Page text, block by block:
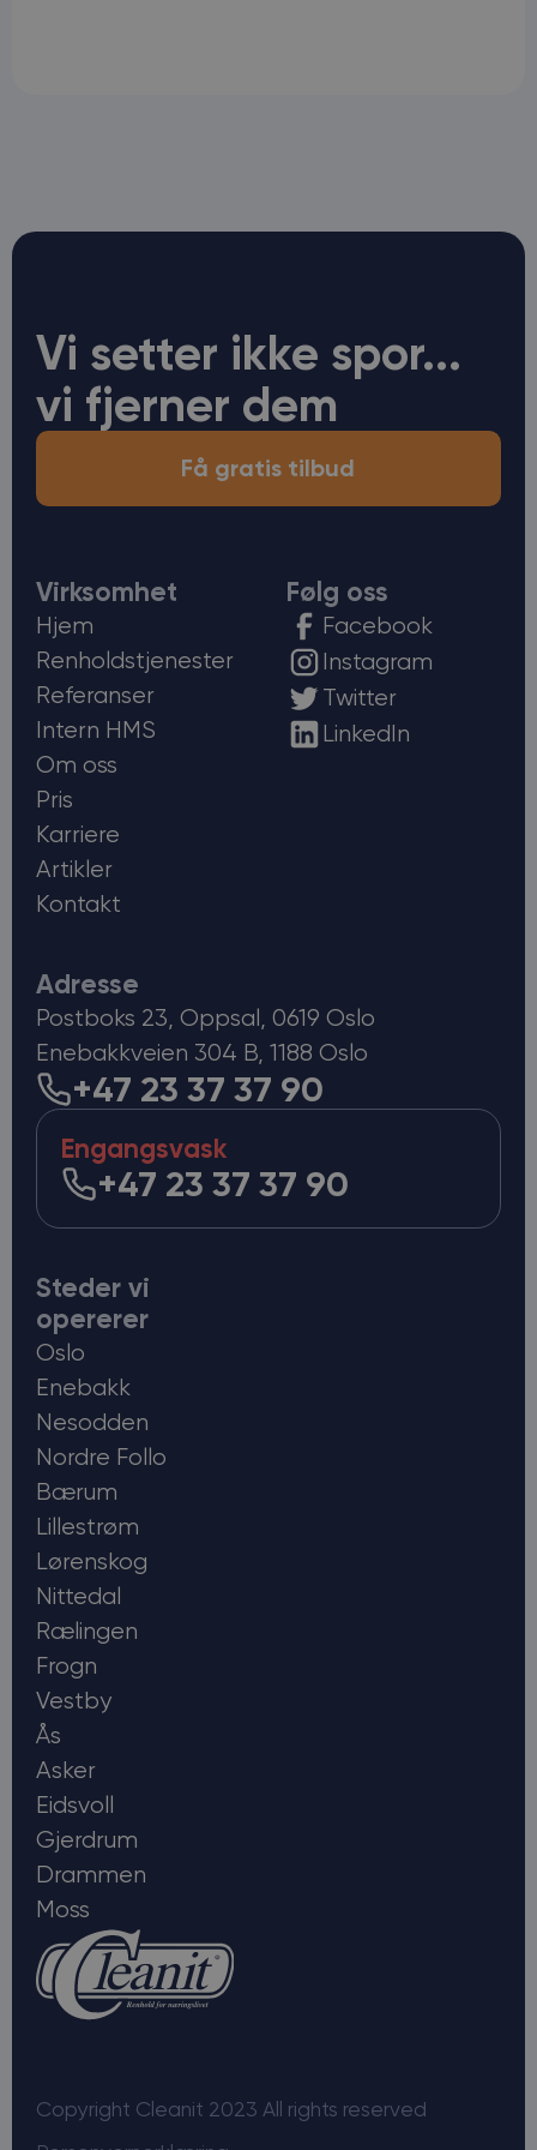
Vi setter ikke spor...
vi fjerner dem
Få gratis tilbud
Virksomhet
Hjem
Renholdstjenester
Referanser
Intern HMS
Om oss
Pris
Karriere
Artikler
Kontakt
Følg oss
Facebook
Instagram
Twitter
LinkedIn
Steder vi
opererer
Oslo
Enebakk
Nesodden
Nordre Follo
Bærum
Lillestrøm
Lørenskog
Nittedal
Rælingen
Frogn
Vestby
Ås
Asker
Eidsvoll
Gjerdrum
Drammen
Moss
Adresse
Postboks 23, Oppsal, 0619 Oslo
Enebakkveien 304 B, 1188 Oslo
+47 23 37 37 90
Engangsvask
+47 23 37 37 90
Copyright Cleanit 2023 All rights reserved